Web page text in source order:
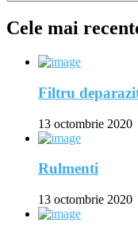
Cele mai
Filtru
13 octombrie 2020
Rulmenti
13 octombrie 2020